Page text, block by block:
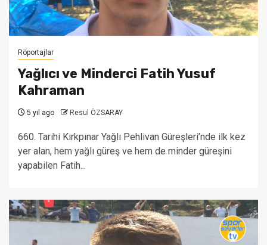
Röportajlar
Yağlıcı ve Minderci Fatih Yusuf
Kahraman
5 yıl ago Resul ÖZSARAY
660. Tarihi Kırkpınar Yağlı Pehlivan Güreşleri’nde ilk kez
yer alan, hem yağlı güreş ve hem de minder güreşini
yapabilen Fatih...